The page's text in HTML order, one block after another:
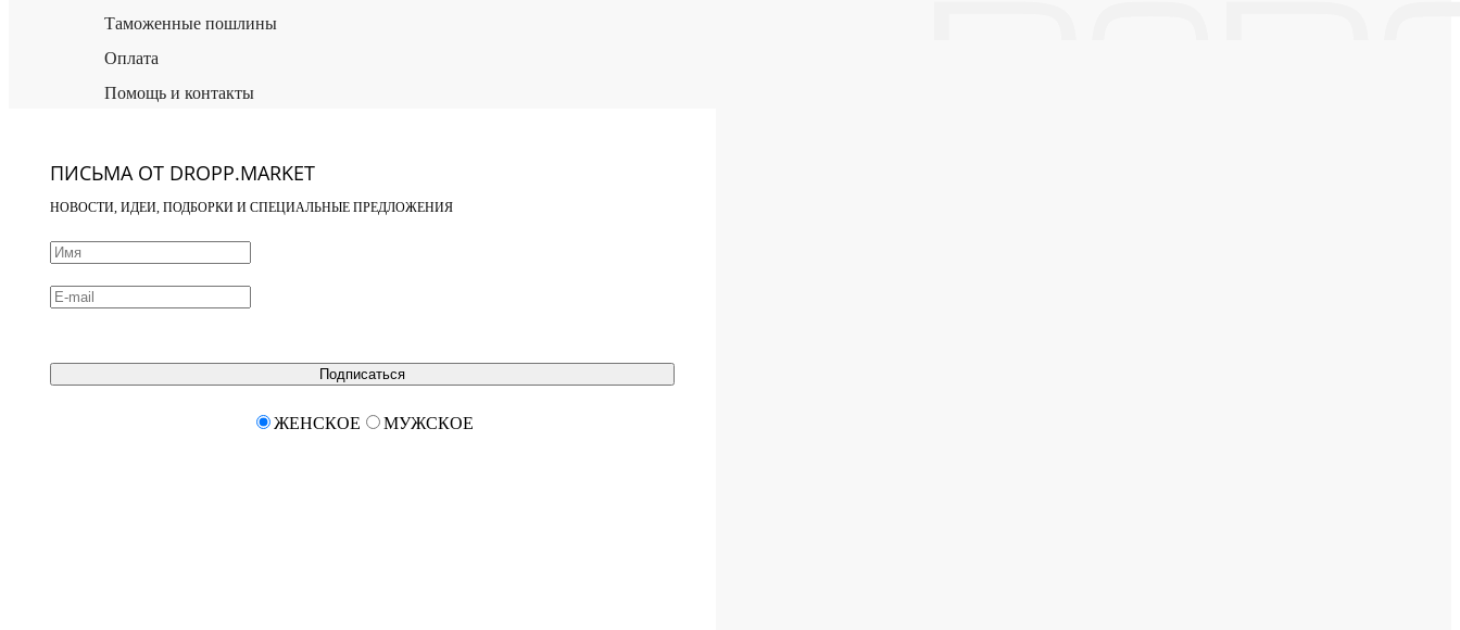
Таможенные пошлины
Оплата
Помощь и контакты
ПИСЬМА ОТ DROPP.MARKET
НОВОСТИ, ИДЕИ, ПОДБОРКИ И СПЕЦИАЛЬНЫЕ ПРЕДЛОЖЕНИЯ
Подписаться
ЖЕНСКОЕ МУЖСКОЕ